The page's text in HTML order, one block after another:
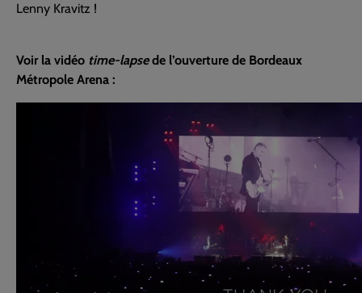
Lenny Kravitz !
Voir la vidéo time-lapsede l’ouverture de Bordeaux
Métropole Arena :